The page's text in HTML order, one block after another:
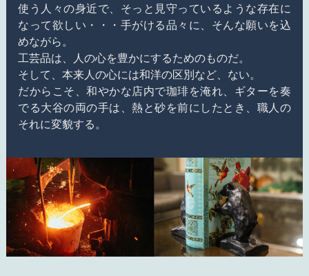
使う人々の身近で、そっと見守っているような存在に
なって欲しい・・・手がける品々に、そんな願いを込
めながら。
工芸品は、人の心を豊かにするためのものだ。
そして、本来人の心には和洋の区別など、ない。
だからこそ、和やかな店内で珈琲を淹れ、ギターを奏
でる大谷の両の手は、熱と砂を前にしたとき、職人の
それに変貌する。